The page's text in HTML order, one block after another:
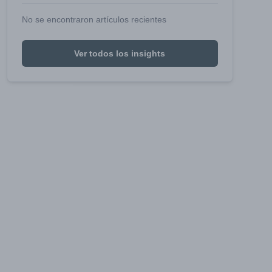
No se encontraron artículos recientes
Ver todos los insights